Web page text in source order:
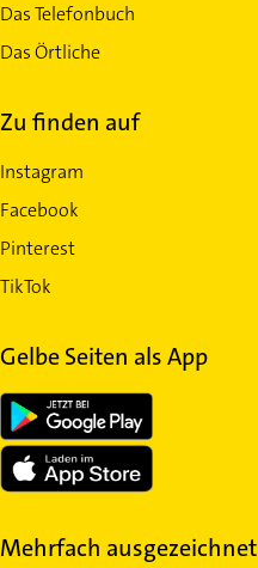
Das Telefonbuch
Das Örtliche
Zu finden auf
Instagram
Facebook
Pinterest
TikTok
Gelbe Seiten als App
Mehrfach ausgezeichnet